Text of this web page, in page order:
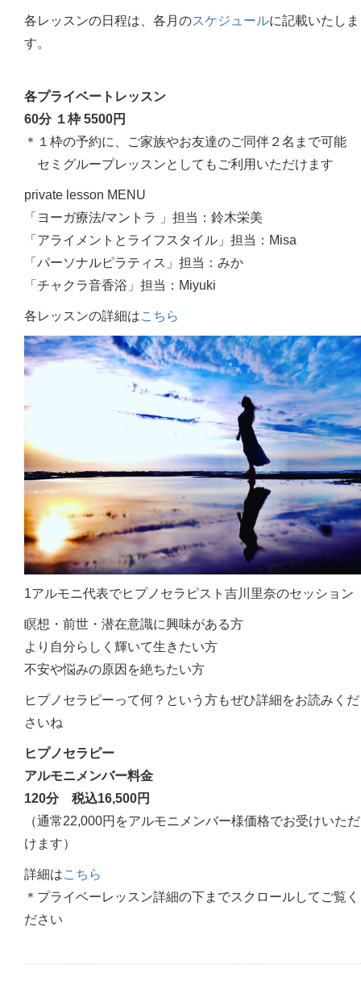
各レッスンの日程は、各月のスケジュールに記載いたしま
す。
各プライベートレッスン
60分 １枠 5500円
＊１枠の予約に、ご家族やお友達のご同伴２名まで可能
セミグループレッスンとしてもご利用いただけます
private lesson MENU
「ヨーガ療法/マントラ 」担当：鈴木栄美
「アライメントとライフスタイル」担当：Misa
「パーソナルピラティス」担当：みか
「チャクラ音香浴」担当：Miyuki
各レッスンの詳細はこちら
1アルモニ代表でヒプノセラピスト吉川里奈のセッション
瞑想・前世・潜在意識に興味がある方
より自分らしく輝いて生きたい方
不安や悩みの原因を絶ちたい方
ヒプノセラピーって何？という方もぜひ詳細をお読みくだ
さいね
ヒプノセラピー
アルモニメンバー料金
120分 税込16,500円
（通常22,000円をアルモニメンバー様価格でお受けいただ
けます）
詳細はこちら
＊プライベーレッスン詳細の下までスクロールしてご覧く
ださい